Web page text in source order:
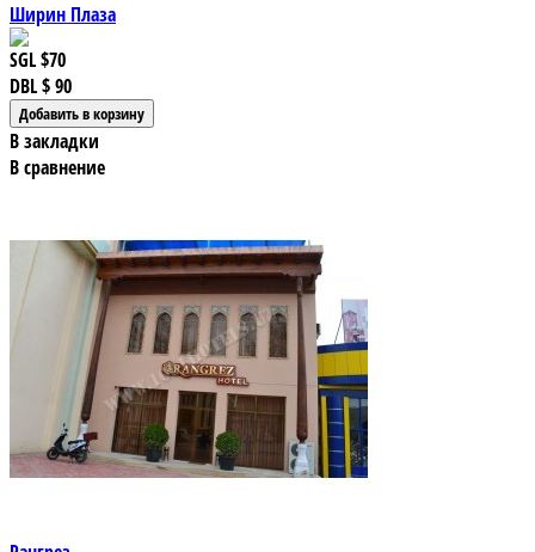
Ширин Плаза
SGL$70
DBL$ 90
В закладки
В сравнение